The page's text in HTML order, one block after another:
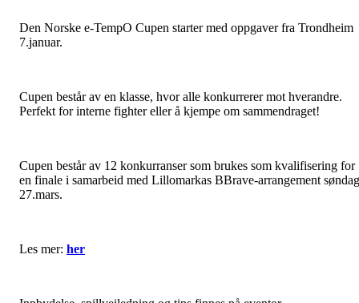
Den Norske e-TempO Cupen starter med oppgaver fra Trondheim
7.januar.
Cupen består av en klasse, hvor alle konkurrerer mot hverandre.
Perfekt for interne fighter eller å kjempe om sammendraget!
Cupen består av 12 konkurranser som brukes som kvalifisering for
en finale i samarbeid med Lillomarkas BBrave-arrangement søndag
27.mars.
Les mer: her